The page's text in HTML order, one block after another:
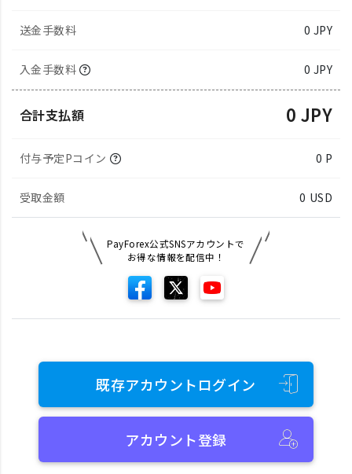
送金手数料 0 JPY
入金手数料 0 JPY
合計支払額 0 JPY
付与予定Pコイン 0 P
受取金額 0 USD
PayForex公式SNSアカウントで
お得な情報を配信中！
既存アカウントログイン
アカウント登録